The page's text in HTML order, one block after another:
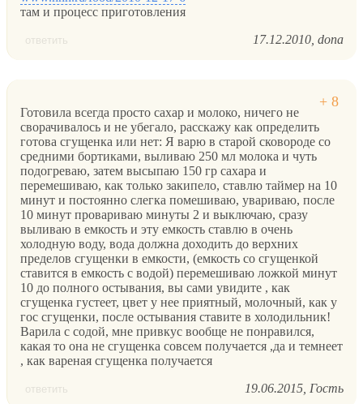
там и процесс приготовления
ответить 17.12.2010 dona
Готовила всегда просто сахар и молоко, ничего не
сворачивалось и не убегало, расскажу как определить
готова сгущенка или нет: Я варю в старой сковороде со
средними бортиками, выливаю 250 мл молока и чуть
подогреваю, затем высыпаю 150 гр сахара и
перемешиваю, как только закипело, ставлю таймер на 10
минут и постоянно слегка помешиваю, увариваю, после
10 минут провариваю минуты 2 и выключаю, сразу
выливаю в емкость и эту емкость ставлю в очень
холодную воду, вода должна доходить до верхних
пределов сгущенки в емкости, (емкость со сгущенкой
ставится в емкость с водой) перемешиваю ложкой минут
10 до полного остывания, вы сами увидите , как
сгущенка густеет, цвет у нее приятный, молочный, как у
гос сгущенки, после остывания ставите в холодильник!
Варила с содой, мне привкус вообще не понравился,
какая то она не сгущенка совсем получается ,да и темнеет
, как вареная сгущенка получается
ответить 19.06.2015 Гость